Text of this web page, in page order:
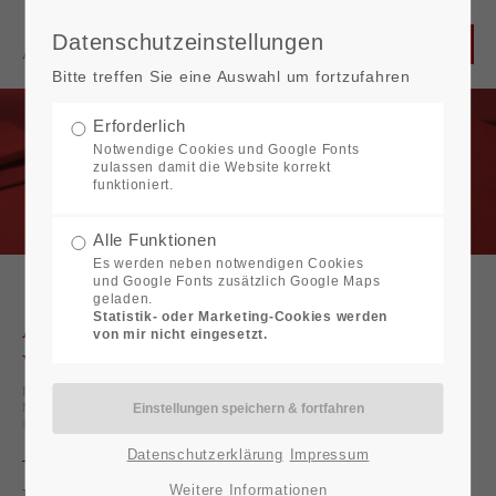
Aktuelles aus Steuern und
Wirtschaft
Bereitgestellt von
Magazin)
Datenschutzeinstellungen
Bitte treffen Sie eine Auswahl um fortzufahren
Erforderlich
Notwendige Cookies und Google Fonts
zulassen damit die Website korrekt
funktioniert.
Alle Funktionen
Es werden neben notwendigen Cookies
und Google Fonts zusätzlich Google Maps
geladen.
Statistik- oder Marketing-Cookies werden
von mir nicht eingesetzt.
Datenschutzerklärung Impressum
Weitere Informationen